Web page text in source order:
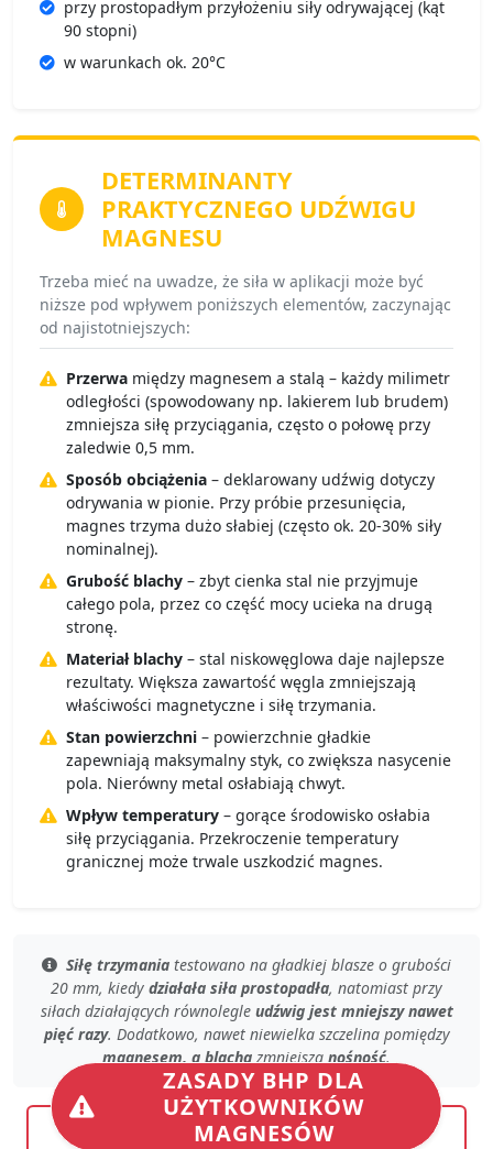
przy prostopadłym przyłożeniu siły odrywającej (kąt
90 stopni)
w warunkach ok. 20°C
DETERMINANTY
PRAKTYCZNEGO UDŹWIGU
MAGNESU
Trzeba mieć na uwadze, że siła w aplikacji może być
niższe pod wpływem poniższych elementów, zaczynając
od najistotniejszych:
Przerwa między magnesem a stalą – każdy milimetr
odległości (spowodowany np. lakierem lub brudem)
zmniejsza siłę przyciągania, często o połowę przy
zaledwie 0,5 mm.
Sposób obciążenia – deklarowany udźwig dotyczy
odrywania w pionie. Przy próbie przesunięcia,
magnes trzyma dużo słabiej (często ok. 20-30% siły
nominalnej).
Grubość blachy – zbyt cienka stal nie przyjmuje
całego pola, przez co część mocy ucieka na drugą
stronę.
Materiał blachy – stal niskowęglowa daje najlepsze
rezultaty. Większa zawartość węgla zmniejszają
właściwości magnetyczne i siłę trzymania.
Stan powierzchni – powierzchnie gładkie
zapewniają maksymalny styk, co zwiększa nasycenie
pola. Nierówny metal osłabiają chwyt.
Wpływ temperatury – gorące środowisko osłabia
siłę przyciągania. Przekroczenie temperatury
granicznej może trwale uszkodzić magnes.
Siłę trzymania testowano na gładkiej blasze o grubości
20 mm, kiedy działała siła prostopadła, natomiast przy
siłach działających równolegle udźwig jest mniejszy nawet
pięć razy. Dodatkowo, nawet niewielka szczelinapomiędzy
magnesem, a blachą zmniejsza nośność.
ZASADY BHP DLA
UŻYTKOWNIKÓW
MAGNESÓW